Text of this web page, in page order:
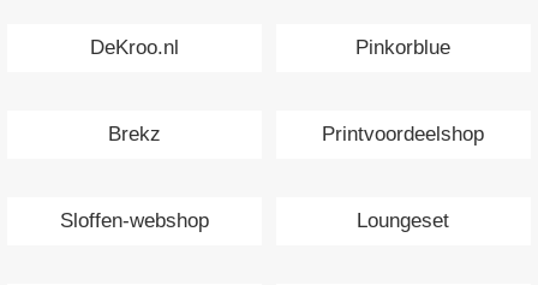
DeKroo.nl Pinkorblue
Brekz Printvoordeelshop
Sloffen-webshop Loungeset